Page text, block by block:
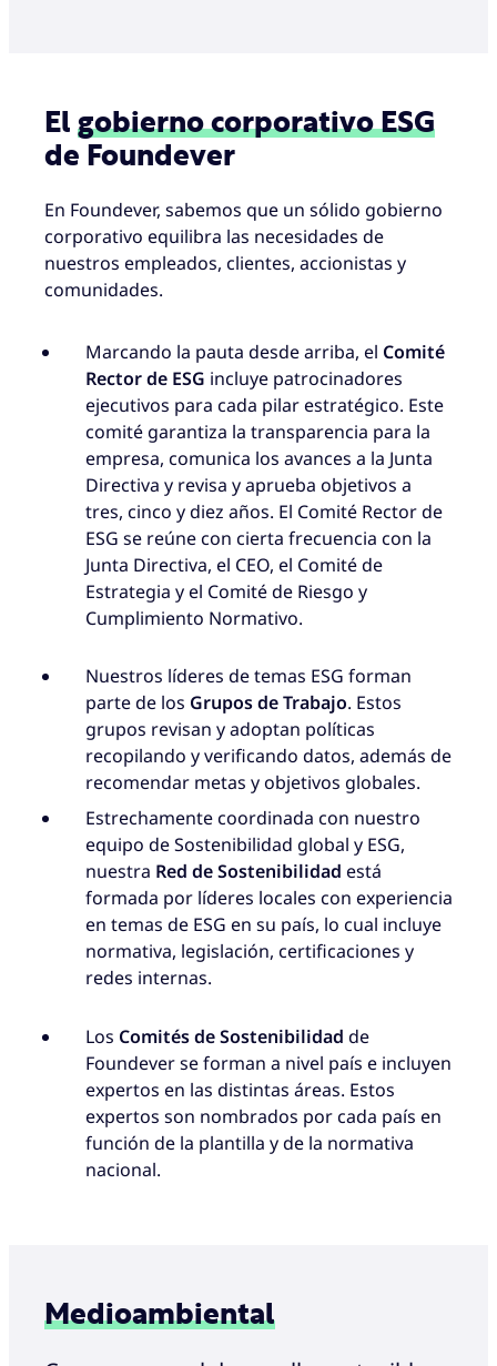
El gobierno corporativo ESG
de Foundever
En Foundever, sabemos que un sólido gobierno
corporativo equilibra las necesidades de
nuestros empleados, clientes, accionistas y
comunidades.
Marcando la pauta desde arriba, el Comité
Rector de ESG incluye patrocinadores
ejecutivos para cada pilar estratégico. Este
comité garantiza la transparencia para la
empresa, comunica los avances a la Junta
Directiva y revisa y aprueba objetivos a
tres, cinco y diez años. El Comité Rector de
ESG se reúne con cierta frecuencia con la
Junta Directiva, el CEO, el Comité de
Estrategia y el Comité de Riesgo y
Cumplimiento Normativo.
Nuestros líderes de temas ESG forman
parte de los Grupos de Trabajo. Estos
grupos revisan y adoptan políticas
recopilando y verificando datos, además de
recomendar metas y objetivos globales.
Estrechamente coordinada con nuestro
equipo de Sostenibilidad global y ESG,
nuestra Red de Sostenibilidad está
formada por líderes locales con experiencia
en temas de ESG en su país, lo cual incluye
normativa, legislación, certificaciones y
redes internas.
Los Comités de Sostenibilidad de
Foundever se forman a nivel país e incluyen
expertos en las distintas áreas. Estos
expertos son nombrados por cada país en
función de la plantilla y de la normativa
nacional.
Medioambiental